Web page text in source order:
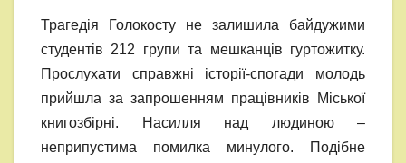
Трагедія Голокосту не залишила байдужими
студентів 212 групи та мешканців гуртожитку.
Прослухати справжні історії-спогади молодь
прийшла за запрошенням працівників Міської
книгозбірні. Насилля над людиною –
неприпустима помилка минулого. Подібне